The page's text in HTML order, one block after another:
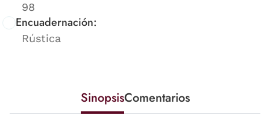
98
Encuadernación:
Rústica
SinopsisComentarios